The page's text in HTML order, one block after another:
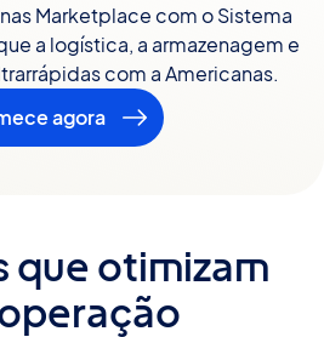
Marketplace com o Sistema
a logística, a armazenagem e
com a Americanas.
agora
que otimizam